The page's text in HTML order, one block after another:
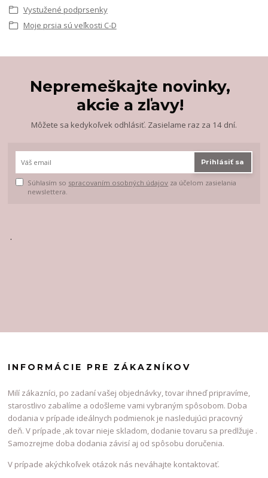
Vystužené podprsenky
Moje prsia sú veľkosti C-D
Nepremeškajte novinky,
akcie a zľavy!
Môžete sa kedykoľvek odhlásiť. Zasielame raz za 14 dní.
Prihlásiť sa
Súhlasím so spracovaním osobných údajov za účelom zasielania
newslettera.
.
INFORMÁCIE PRE ZÁKAZNÍKOV
Milí zákazníci, po zadaní vašej objednávky, tovar ihneď pripravíme,
starostlivo zabalíme a odošleme vami vybraným spôsobom. Doba
dodania v prípade ideálnych podmienok je nasledujúci pracovný
deň. V prípade ,ak tovar nieje skladom, dodanie tovaru sa predlžuje .
Samozrejme doba dodania závisí aj od spôsobu doručenia.
V prípade akýchkoľvek otázok nás neváhajte kontaktovať.